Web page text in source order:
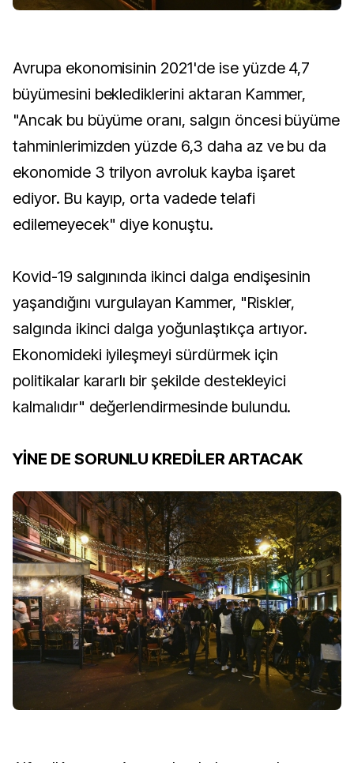
Avrupa ekonomisinin 2021'de ise yüzde 4,7
büyümesini beklediklerini aktaran Kammer,
"Ancak bu büyüme oranı, salgın öncesi büyüme
tahminlerimizden yüzde 6,3 daha az ve bu da
ekonomide 3 trilyon avroluk kayba işaret
ediyor. Bu kayıp, orta vadede telafi
edilemeyecek" diye konuştu.
Kovid-19 salgınında ikinci dalga endişesinin
yaşandığını vurgulayan Kammer, "Riskler,
salgında ikinci dalga yoğunlaştıkça artıyor.
Ekonomideki iyileşmeyi sürdürmek için
politikalar kararlı bir şekilde destekleyici
kalmalıdır" değerlendirmesinde bulundu.
YİNE DE SORUNLU KREDİLER ARTACAK